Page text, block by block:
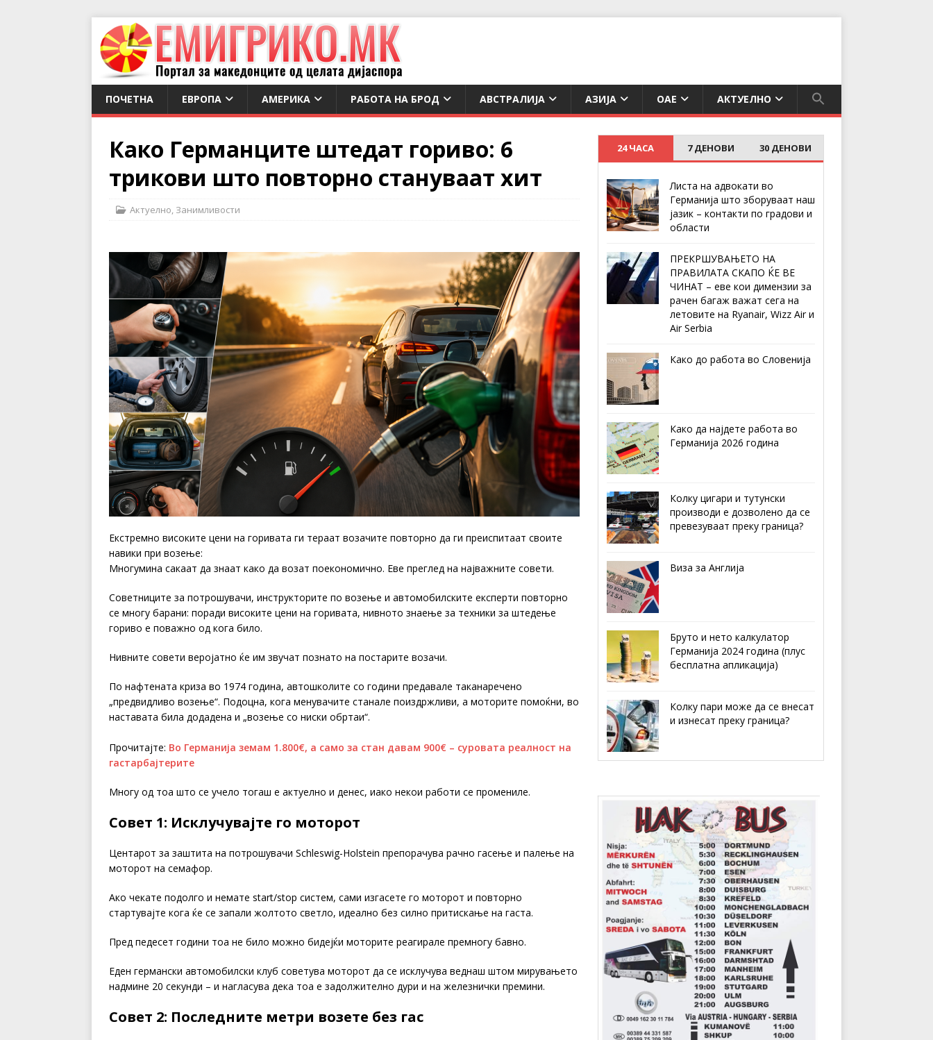
ПОЧЕТНА ЕВРОПА АМЕРИКА РАБОТА НА БРОД АВСТРАЛИЈА АЗИЈА ОАЕ АКТУЕЛНО
Како Германците штедат гориво: 6
трикови што повторно стануваат хит
Актуелно, Занимливости
Екстремно високите цени на горивата ги тераат возачите повторно да ги преиспитаат своите
навики при возење:
Многумина сакаат да знаат како да возат поекономично. Еве преглед на најважните совети.
Советниците за потрошувачи, инструкторите по возење и автомобилските експерти повторно
се многу барани: поради високите цени на горивата, нивното знаење за техники за штедење
гориво е поважно од кога било.
Нивните совети веројатно ќе им звучат познато на постарите возачи.
По нафтената криза во 1974 година, автошколите со години предавале таканаречено
„предвидливо возење“. Подоцна, кога менувачите станале поиздржливи, а моторите помоќни, во
наставата била додадена и „возење со ниски обртаи“.
Прочитајте: Во Германија земам 1.800€, а само за стан давам 900€ – суровата реалност на
гастарбајтерите
Многу од тоа што се учело тогаш е актуелно и денес, иако некои работи се промениле.
Совет 1: Исклучувајте го моторот
Центарот за заштита на потрошувачи Schleswig-Holstein препорачува рачно гасење и палење на
моторот на семафор.
Ако чекате подолго и немате start/stop систем, сами изгасете го моторот и повторно
стартувајте кога ќе се запали жолтото светло, идеално без силно притискање на гаста.
Пред педесет години тоа не било можно бидејќи моторите реагирале премногу бавно.
Еден германски автомобилски клуб советува моторот да се исклучува веднаш штом мирувањето
надмине 20 секунди – и нагласува дека тоа е задолжително дури и на железнички премини.
Совет 2: Последните метри возете без гас
24 ЧАСА 7 ДЕНОВИ 30 ДЕНОВИ
Листа на адвокати во
Германија што зборуваат наш
јазик – контакти по градови и
области
ПРЕКРШУВАЊЕТО НА
ПРАВИЛАТА СКАПО ЌЕ ВЕ
ЧИНАТ – еве кои димензии за
рачен багаж важат сега на
летовите на Ryanair, Wizz Air и
Air Serbia
Како до работа во Словенија
Како да најдете работа во
Германија 2026 година
Колку цигари и тутунски
производи е дозволено да се
превезуваат преку граница?
Виза за Англија
Бруто и нето калкулатор
Германија 2024 година (плус
бесплатна апликација)
Колку пари може да се внесат
и изнесат преку граница?